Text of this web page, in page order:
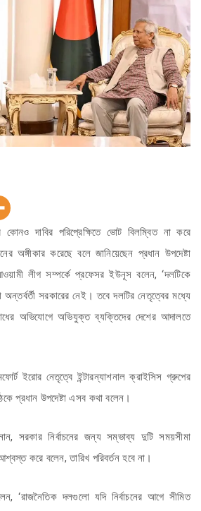
কোনও দাবির পরিপ্রেক্ষিতে ভোট বিলম্বিত না করে
অঙ্গীকার করেছে বলে জানিয়েছেন প্রধান উপদেষ্টা
লীগ সম্পর্কে প্রফেসর ইউনূস বলেন, ‘দলটিকে
অন্তর্বর্তী সরকারের নেই। তবে দলটির নেতৃত্বের মধ্যে
অভিযোগে অভিযুক্ত ব্যক্তিদের দেশের আদালতে
ইরোর নেতৃত্বে ইন্টারন্যাশনাল ক্রাইসিস গ্রুপের
প্রধান উপদেষ্টা এসব কথা বলেন।
সরকার নির্বাচনের জন্য সম্ভাব্য দুটি সময়সীমা
করে বলেন, তারিখ পরিবর্তন হবে না।
দলগুলো যদি নির্বাচনের আগে সীমিত